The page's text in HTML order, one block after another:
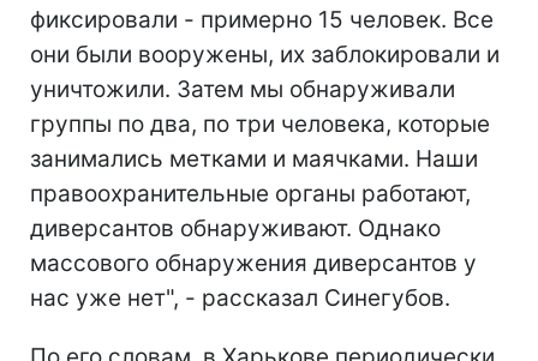
фиксировали - примерно 15 человек. Все
они были вооружены, их заблокировали и
уничтожили. Затем мы обнаруживали
группы по два, по три человека, которые
занимались метками и маячками. Наши
правоохранительные органы работают,
диверсантов обнаруживают. Однако
массового обнаружения диверсантов у
нас уже нет", - рассказал Синегубов.